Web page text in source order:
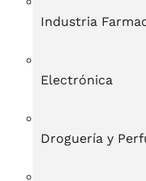
Industria
Electrónica
Droguería y